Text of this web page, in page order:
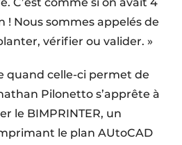
! Nous sommes appelés de
vérifier ou valider. »
quand celle-ci permet de
Pilonetto s’apprête à
le BIMPRINTER, un
le plan AUtoCAD